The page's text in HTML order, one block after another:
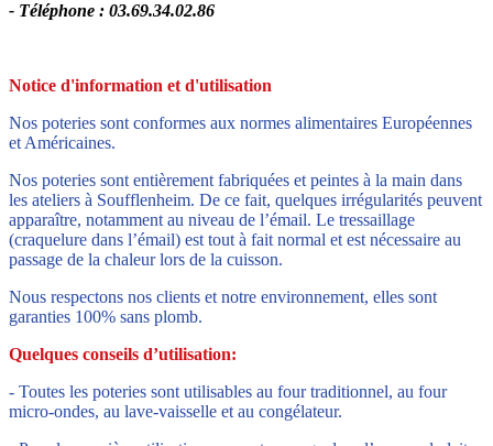
- Téléphone : 03.69.34.02.86
Notice d'information et d'utilisation
Nos poteries sont conformes aux normes alimentaires Européennes
et Américaines.
Nos poteries sont entièrement fabriquées et peintes à la main dans
les ateliers à Soufflenheim. De ce fait, quelques irrégularités peuvent
apparaître, notamment au niveau de l’émail. Le tressaillage
(craquelure dans l’émail) est tout à fait normal et est nécessaire au
passage de la chaleur lors de la cuisson.
Nous respectons nos clients et notre environnement, elles sont
garanties 100% sans plomb.
Quelques conseils d’utilisation:
- Toutes les poteries sont utilisables au four traditionnel, au four
micro-ondes, au lave-vaisselle et au congélateur.